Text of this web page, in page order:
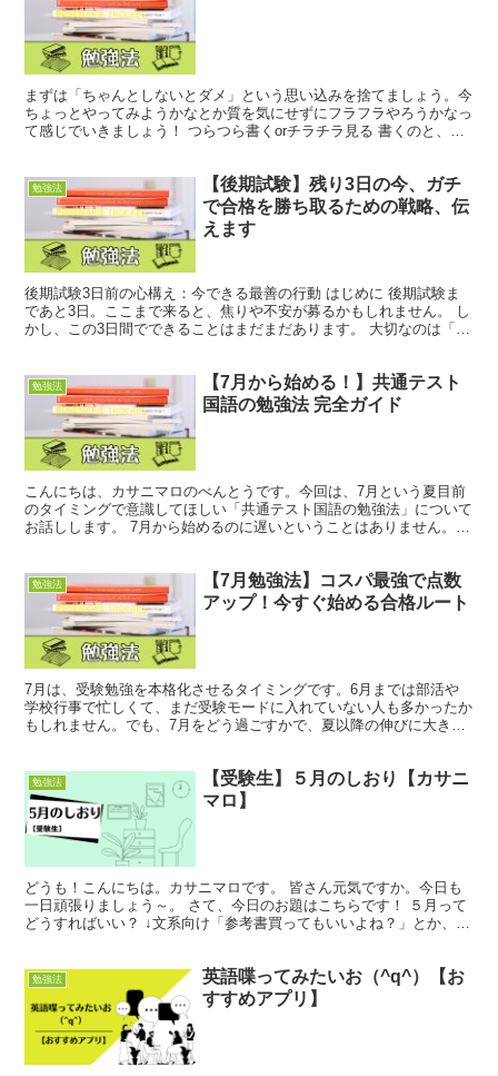
まずは「ちゃんとしないとダメ」という思い込みを捨てましょう。今
ちょっとやってみようかなとか質を気にせずにフラフラやろうかなっ
て感じでいきましょう！ つらつら書くorチラチラ見る 書くのと、見
勉強法
【後期試験】残り3日の今、ガチ
で合格を勝ち取るための戦略、伝
えます
後期試験3日前の心構え：今できる最善の行動 はじめに 後期試験ま
であと3日。ここまで来ると、焦りや不安が募るかもしれません。 し
かし、この3日間でできることはまだまだあります。 大切なのは「今
勉強法
【7月から始める！】共通テスト
国語の勉強法 完全ガイド
こんにちは、カサニマロのべんとうです。今回は、7月という夏目前
のタイミングで意識してほしい「共通テスト国語の勉強法」について
お話しします。 7月から始めるのに遅いということはありません。む
勉強法
【7月勉強法】コスパ最強で点数
アップ！今すぐ始める合格ルート
7月は、受験勉強を本格化させるタイミングです。6月までは部活や
学校行事で忙しくて、まだ受験モードに入れていない人も多かったか
もしれません。でも、7月をどう過ごすかで、夏以降の伸びに大きく
勉強法
【受験生】５月のしおり【カサニ
マロ】
どうも！こんにちは。カサニマロです。 皆さん元気ですか。今日も
一日頑張りましょう～。 さて、今日のお題はこちらです！ ５月って
どうすればいい？ ↓文系向け「参考書買ってもいいよね？」とか、単
勉強法
英語喋ってみたいお（^q^）【お
すすめアプリ】